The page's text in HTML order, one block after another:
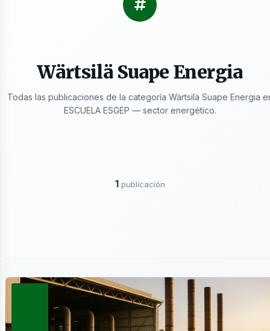
Wärtsilä Suape Energia
Todas las publicaciones de la categoría Wärtsilä Suape Energia
ESCUELA ESGEP — sector energético.
1 publicación